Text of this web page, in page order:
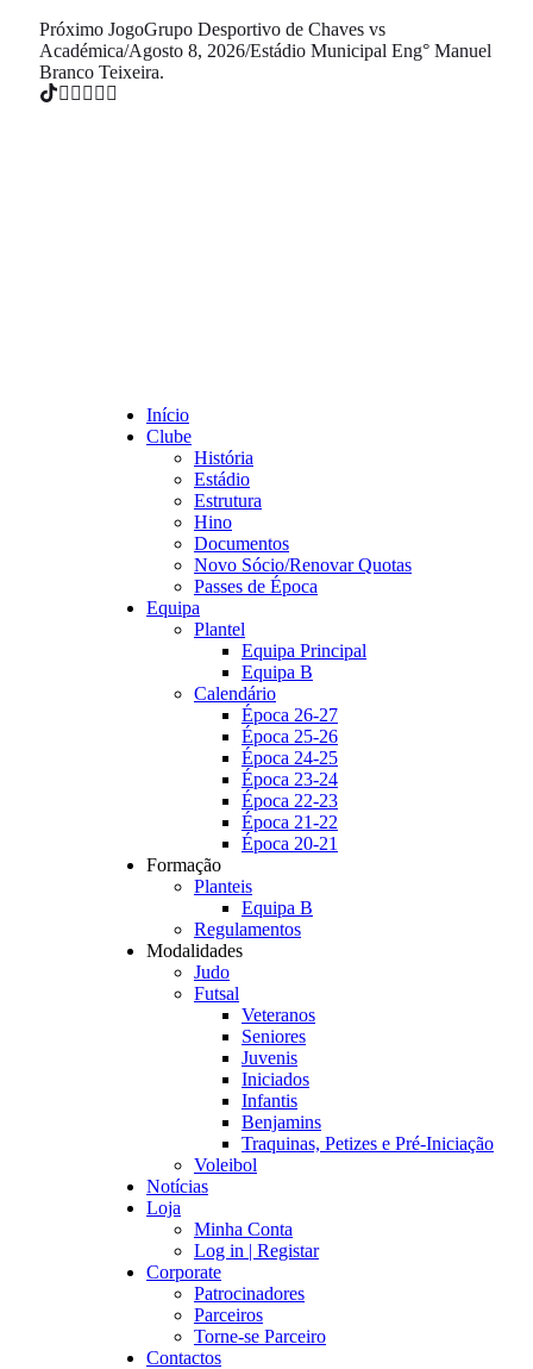
Próximo JogoGrupo Desportivo de Chaves vs
Académica/Agosto 8, 2026/Estádio Municipal Eng° Manuel
Branco Teixeira.
Início
Clube
História
Estádio
Estrutura
Hino
Documentos
Novo Sócio/Renovar Quotas
Passes de Época
Equipa
Plantel
Equipa Principal
Equipa B
Calendário
Época 26-27
Época 25-26
Época 24-25
Época 23-24
Época 22-23
Época 21-22
Época 20-21
Formação
Planteis
Equipa B
Regulamentos
Modalidades
Judo
Futsal
Veteranos
Seniores
Juvenis
Iniciados
Infantis
Benjamins
Traquinas, Petizes e Pré-Iniciação
Voleibol
Notícias
Loja
Minha Conta
Log in | Registar
Corporate
Patrocinadores
Parceiros
Torne-se Parceiro
Contactos